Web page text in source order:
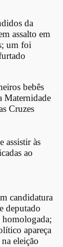
da
assalto em
um foi
bebês
Maternidade
Cruzes
assistir às
ao
candidatura
deputado
homologada;
apareça
eleição